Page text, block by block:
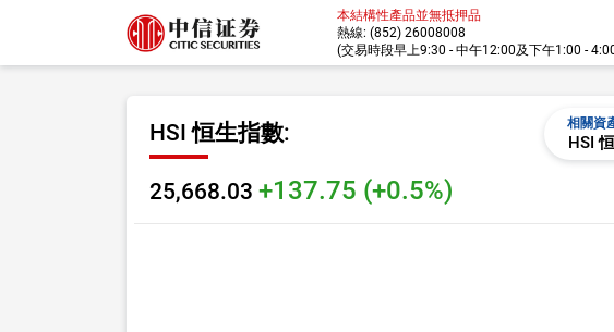
本結構性產品並無抵押品
熱線: (852) 26008008
(交易時段早上9:30 - 中午12:00及下午1:00 -
HSI 恒生指數:
25,668.03 +137.75 (+0.5%)
相關資
HSI